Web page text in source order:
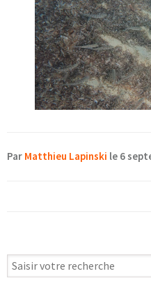
Par Matthieu Lapinski le 6